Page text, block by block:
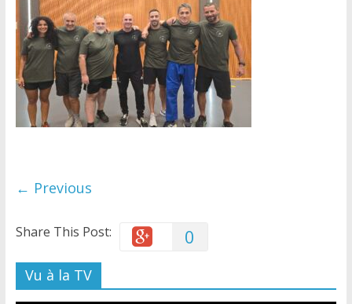
← Previous
Share This Post: 0
Vu à la TV